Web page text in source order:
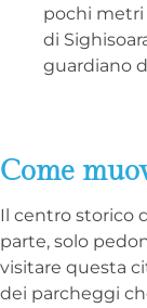
pochi metri
di
guardiano
Come
Il centro storico
parte, solo
visitare questa
dei parcheggi